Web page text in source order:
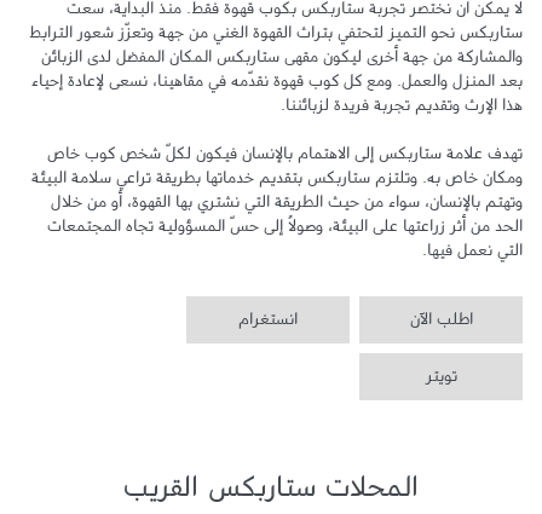
التي نعمل فيها.
اطلب الآن انستغرام
تويتر
المحلات ستاربكس القريب